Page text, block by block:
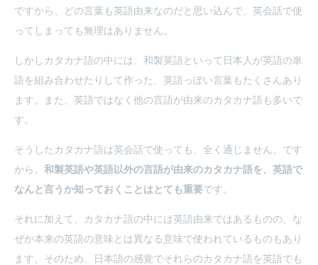
ですから、どの言葉も英語由来なのだと思い込んで、英会話で使
ってしまっても無理はありません。
しかしカタカナ語の中には、和製英語といって日本人が英語の単
語を組み合わせたりして作った、英語っぽい言葉もたくさんあり
ます。また、英語ではなく他の言語が由来のカタカナ語も多いで
す。
そうしたカタカナ語は英会話で使っても、全く通じません。です
から、 和製英語や英語以外の言語が由来のカタカナ語を、英語で
なんと言うか知っておくことはとても重要です。
それに加えて、カタカナ語の中には英語由来ではあるものの、な
ぜか本来の英語の意味とは異なる意味で使われているものもあり
ます。そのため、日本語の感覚でそれらのカタカナ語を英語でも